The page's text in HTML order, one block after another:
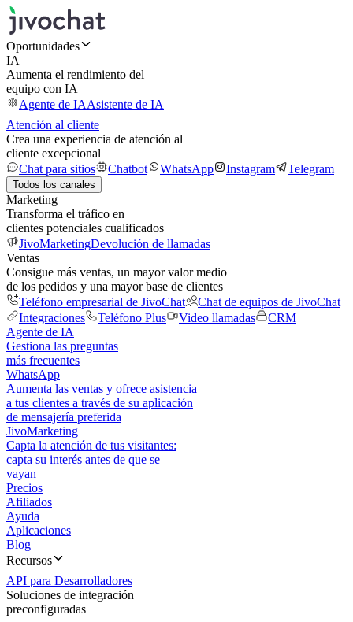
Oportunidades
IA
Aumenta el rendimiento del
equipo con IA
Agente de IAAsistente de IA
Atención al cliente
Crea una experiencia de atención al
cliente excepcional
Chat para sitios
Chatbot WhatsApp Instagram Telegram
Todos los canales
Marketing
Transforma el tráfico en
clientes potenciales cualificados
JivoMarketingDevolución de llamadas
Ventas
Consigue más ventas, un mayor valor medio
de los pedidos y una mayor base de clientes
Teléfono empresarial de JivoChat
Chat de equipos de JivoChat
Integraciones
Teléfono Plus Video llamadas
CRM
Agente de IA
Gestiona las preguntas
más frecuentes
WhatsApp
Aumenta las ventas y ofrece asistencia
a tus clientes a través de su aplicación
de mensajería preferida
JivoMarketing
Capta la atención de tus visitantes:
capta su interés antes de que se
vayan
Precios
Afiliados
Ayuda
Aplicaciones
Blog
Recursos
API para Desarrolladores
Soluciones de integración
preconfiguradas